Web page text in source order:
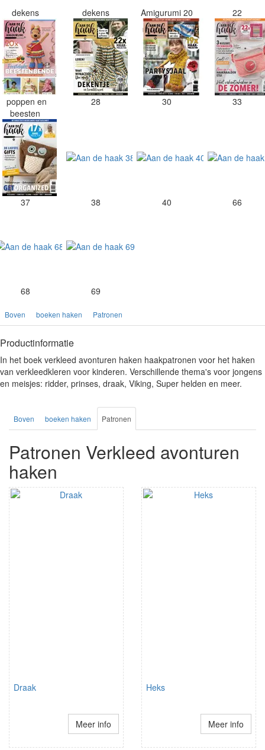
dekens dekens Amigurumi 20 22
poppen en
beesten
28 30 33
37 38 40 66
68 69
Boven boeken haken Patronen
Productinformatie
In het boek verkleed avonturen haken haakpatronen voor het haken
van verkleedkleren voor kinderen. Verschillende thema's voor jongens
en meisjes: ridder, prinses, draak, Viking, Super helden en meer.
Boven boeken haken Patronen
Patronen Verkleed avonturen
haken
Draak
Meer info
Heks
Meer info